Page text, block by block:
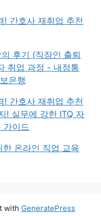
! 간호사 재취업 추천
후기 (직장인 출퇴
취업 과정 - 내정통
은행
! 간호사 재취업 추천
! 실무에 강한 ITQ 자
가이드
한 온라인 직업 교육
with GeneratePress